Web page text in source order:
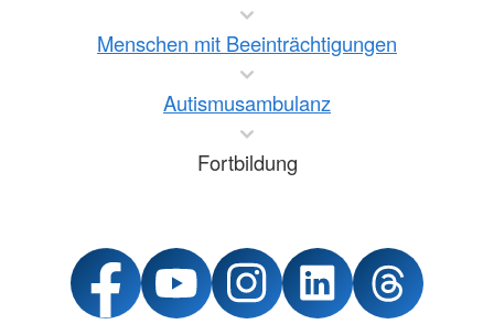
Menschen mit Beeinträchtigungen
Autismusambulanz
Fortbildung